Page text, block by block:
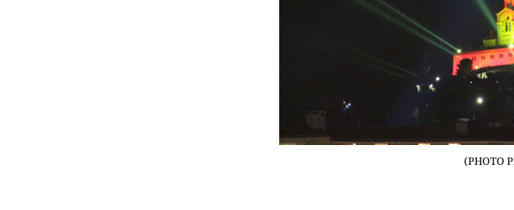
(PHOTO